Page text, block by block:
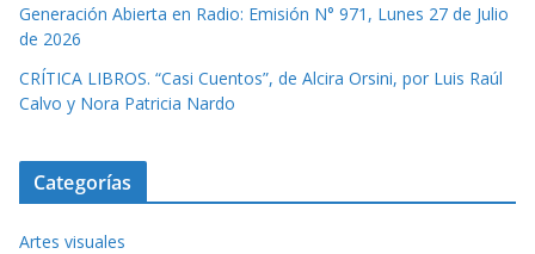
Generación Abierta en Radio: Emisión N° 971, Lunes 27 de Julio
de 2026
CRÍTICA LIBROS. “Casi Cuentos”, de Alcira Orsini, por Luis Raúl
Calvo y Nora Patricia Nardo
Categorías
Artes visuales